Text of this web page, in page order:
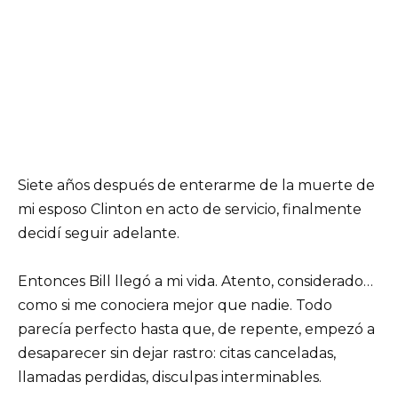
Siete años después de enterarme de la muerte de
mi esposo Clinton en acto de servicio, finalmente
decidí seguir adelante.
Entonces Bill llegó a mi vida. Atento, considerado…
como si me conociera mejor que nadie. Todo
parecía perfecto hasta que, de repente, empezó a
desaparecer sin dejar rastro: citas canceladas,
llamadas perdidas, disculpas interminables.